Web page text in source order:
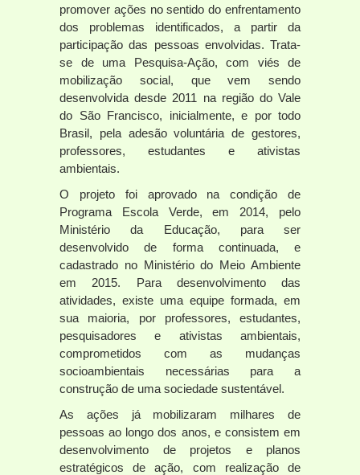
promover ações no sentido do enfrentamento
dos problemas identificados, a partir da
participação das pessoas envolvidas. Trata-
se de uma Pesquisa-Ação, com viés de
mobilização social, que vem sendo
desenvolvida desde 2011 na região do Vale
do São Francisco, inicialmente, e por todo
Brasil, pela adesão voluntária de gestores,
professores, estudantes e ativistas
ambientais.
O projeto foi aprovado na condição de
Programa Escola Verde, em 2014, pelo
Ministério da Educação, para ser
desenvolvido de forma continuada, e
cadastrado no Ministério do Meio Ambiente
em 2015. Para desenvolvimento das
atividades, existe uma equipe formada, em
sua maioria, por professores, estudantes,
pesquisadores e ativistas ambientais,
comprometidos com as mudanças
socioambientais necessárias para a
construção de uma sociedade sustentável.
As ações já mobilizaram milhares de
pessoas ao longo dos anos, e consistem em
desenvolvimento de projetos e planos
estratégicos de ação, com realização de